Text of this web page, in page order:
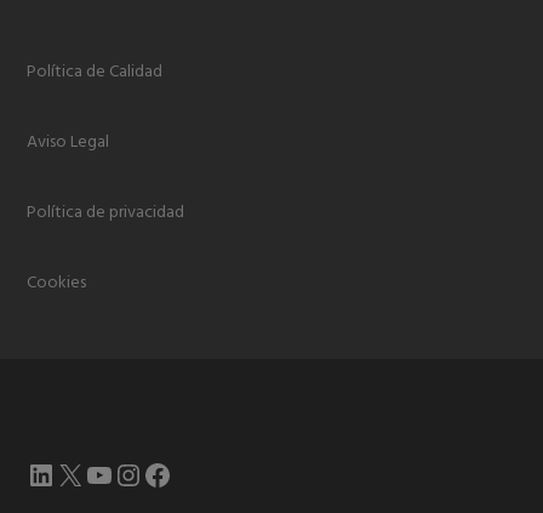
Política de Calidad
Aviso Legal
Política de privacidad
Cookies
LinkedIn
X YouTube
Instagram
Facebook